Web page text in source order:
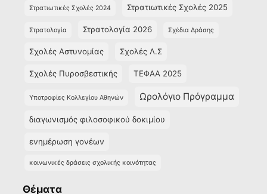
Στρατιωτικές Σχολές 2024 Στρατιωτικές Σχολές 2025
Στρατολογία Στρατολογία 2026 Σχέδια Δράσης
Σχολές Αστυνομίας Σχολές Λ.Σ
Σχολές Πυροσβεστικής ΤΕΦΑΑ 2025
Υποτροφίες Κολλεγίου Αθηνών Ωρολόγιο Πρόγραμμα
διαγωνισμός φιλοσοφικού δοκιμίου
ενημέρωση γονέων
κοινωνικές δράσεις σχολικής κοινότητας
Θέματα